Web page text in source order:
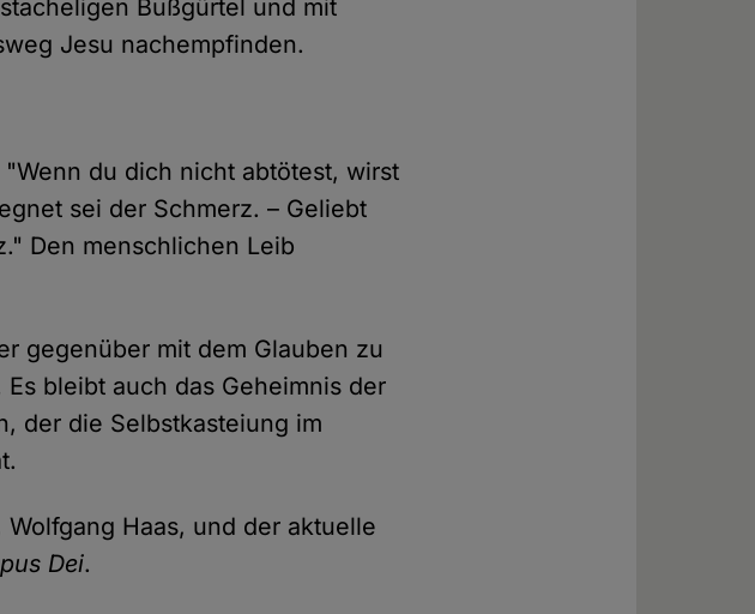
Bußgürtel und mit
Jesu nachempfinden.
du dich nicht abtötest, wirst
sei der Schmerz. – Geliebt
Den menschlichen Leib
gegenüber mit dem Glauben zu
bleibt auch das Geheimnis der
der die Selbstkasteiung im
Haas, und der aktuelle
Dei.